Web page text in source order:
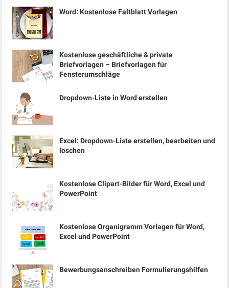
Word: Kostenlose Faltblatt Vorlagen
Kostenlose geschäftliche & private
Briefvorlagen – Briefvorlagen für
Fensterumschläge
Dropdown-Liste in Word erstellen
Excel: Dropdown-Liste erstellen, bearbeiten und
löschen
Kostenlose Clipart-Bilder für Word, Excel und
PowerPoint
Kostenlose Organigramm Vorlagen für Word,
Excel und PowerPoint
Bewerbungsanschreiben Formulierungshilfen